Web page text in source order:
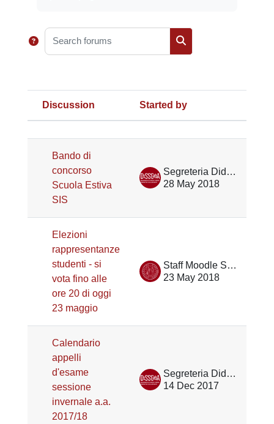
Search forums
Search forums
Status
Discussion Started by
Bando di
concorso
Scuola Estiva
SIS
Segreteria Didattica DiSSGeA
28 May 2018
Elezioni
rappresentanze
studenti - si
vota fino alle
ore 20 di oggi
23 maggio
Staff Moodle Scienze umane
23 May 2018
Calendario
appelli
d'esame
sessione
invernale a.a.
2017/18
Segreteria Didattica DiSSGeA
14 Dec 2017